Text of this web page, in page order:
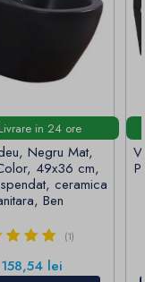
Livrare in 24 ore
Negru Mat,
49x36 cm,
ceramica
Ben
(1)
lei